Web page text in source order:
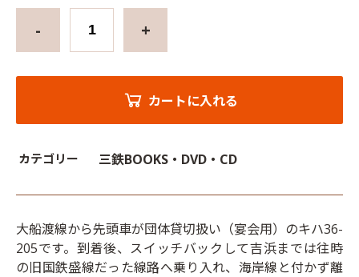
- +
カートに入れる
カテゴリー 三鉄BOOKS・DVD・CD
大船渡線から先頭車が団体貸切扱い（宴会用）のキハ36-
205です。到着後、スイッチバックして吉浜までは往時
の旧国鉄盛線だった線路へ乗り入れ、海岸線と付かず離